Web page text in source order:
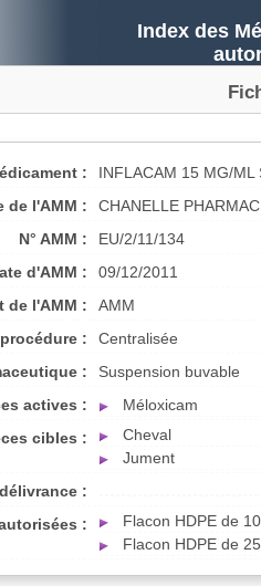
Index des
:
INFLACAM 15 MG/ML
de l'AMM :
CHANELLE
N° AMM :
EU/2/11/134
d'AMM :
09/12/2011
de l'AMM :
AMM
:
Centralisée
:
Suspension buvable
actives :
Méloxicam
cibles :
Cheval
Jument
:
:
Flacon HDPE de
Flacon HDPE de